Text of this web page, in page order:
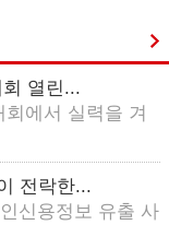
열린...
에서 실력을 겨
전락한...
신용정보 유출 사